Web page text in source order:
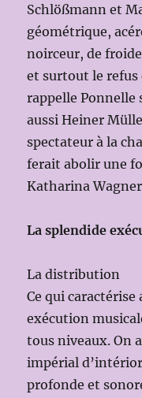
Schlößmann et
géométrique,
noirceur, de
et surtout le refus
rappelle Ponnelle
aussi Heiner
spectateur à la
ferait abolir une
Katharina
La splendide
La distribution
Ce qui caractérise
exécution
tous niveaux. On
impérial
profonde et